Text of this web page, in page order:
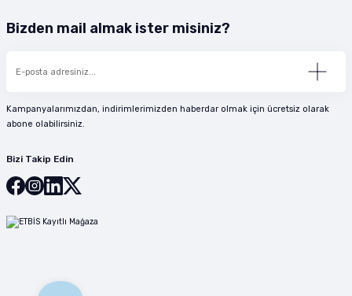
Bizden mail almak ister misiniz?
Kampanyalarımızdan, indirimlerimizden haberdar olmak için ücretsiz olarak
abone olabilirsiniz.
Bizi Takip Edin